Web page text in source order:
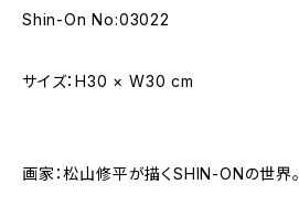
Shin-On No:03022
サイズ：H30 × W30 cm
画家：松山修平が描くSHIN-ONの世界。